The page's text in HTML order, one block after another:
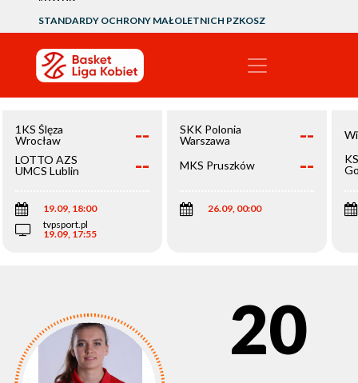
STANDARDY OCHRONY MAŁOLETNICH PZKOSZ
1KS Ślęza
Wrocław
--
LOTTO AZS
UMCS Lublin
--
19.09, 18:00
tvpsport.pl
19.09, 17:55
SKK Polonia
Warszawa
--
MKS Pruszków --
26.09, 00:00
20